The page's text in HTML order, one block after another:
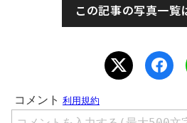
この記事の写真一覧